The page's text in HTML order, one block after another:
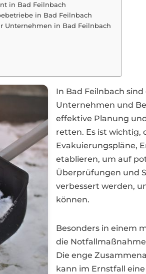
in Bad Feilnbach
in Bad Feilnbach
Unternehmen in Bad Feilnbach
In Bad Feilnbach
Unternehmen und
effektive Planung
retten. Es ist wichtig,
Evakuierungspläne,
etablieren, um auf
Überprüfungen und
verbessert werden,
können.
Besonders in einem
die
Die enge
kann im Ernstfall